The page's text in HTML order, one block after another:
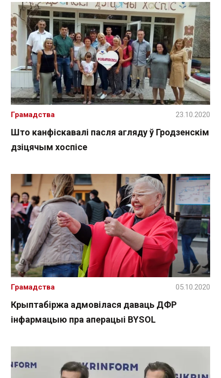
Што канфіскавалі пасля агляду ў Гродзенскім
дзіцячым хоспісе
Грамадства 23.10.2020
Крыптабіржа адмовілася даваць ДФР
інфармацыю пра аперацыі BYSOL
Грамадства 05.10.2020